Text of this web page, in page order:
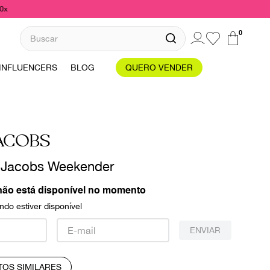
Buscar 0
INFLUENCERS BLOG QUERO VENDER
Weekender
está disponível no momento
estiver disponível
ENVIAR
SIMILARES